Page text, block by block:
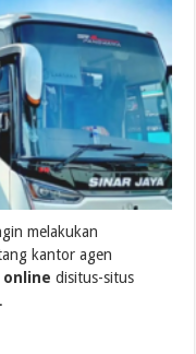
melakukan
kantor agen
online disitus-situs